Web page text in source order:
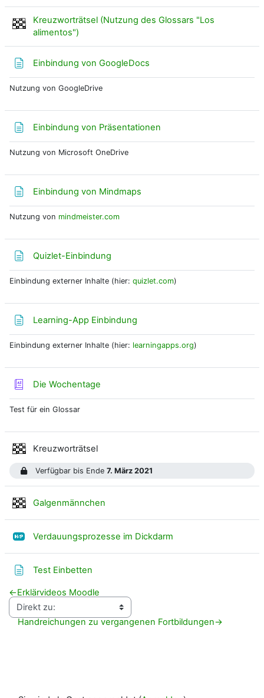
Kreuzworträtsel (Nutzung des Glossars "Los
alimentos")
Einbindung von GoogleDocs
Nutzung von GoogleDrive
Einbindung von Präsentationen
Nutzung von Microsoft OneDrive
Einbindung von Mindmaps
Nutzung von mindmeister.com
Quizlet-Einbindung
Einbindung externer Inhalte (hier: quizlet.com)
Learning-App Einbindung
Einbindung externer Inhalte (hier: learningapps.org)
Die Wochentage
Test für ein Glossar
KreuzworträtselSpiel
Verfügbar bis Ende7. März 2021
Galgenmännchen
Verdauungsprozesse im Dickdarm
Test Einbetten
←Erklärvideos Moodle
→
Handreichungen zu vergangenen Fortbildungen